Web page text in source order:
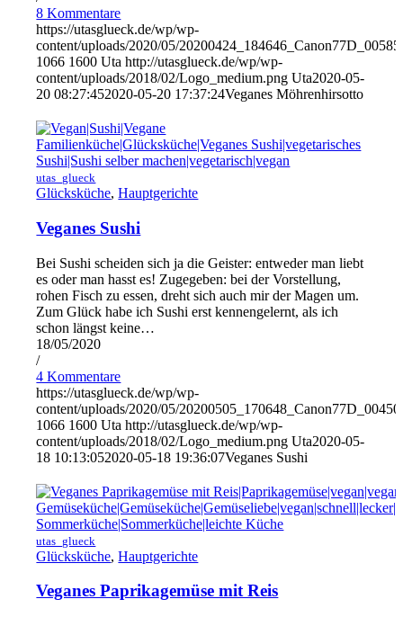
8 Kommentare
https://utasglueck.de/wp/wp-
content/uploads/2020/05/
1066 1600 Uta http://utasglueck.de/wp/wp-
content/uploads/2018/02/Logo_medium.png Uta2020-05-
20 08:27:452020-05-20 17:37:24Veganes Möhrenhirsotto
utas_glueck
Glücksküche,Hauptgerichte
Veganes Sushi
Bei Sushi scheiden sich ja die Geister: entweder man liebt
es oder man hasst es! Zugegeben: bei der Vorstellung,
rohen Fisch zu essen, dreht sich auch mir der Magen um.
Zum Glück habe ich Sushi erst kennengelernt, als ich
schon längst keine…
18/05/2020
/
4 Kommentare
https://utasglueck.de/wp/wp-
content/uploads/2020/05/
1066 1600 Uta http://utasglueck.de/wp/wp-
content/uploads/2018/02/Logo_medium.png Uta2020-05-
18 10:13:052020-05-18 19:36:07Veganes Sushi
utas_glueck
Glücksküche,Hauptgerichte
Veganes Paprikagemüse mit Reis